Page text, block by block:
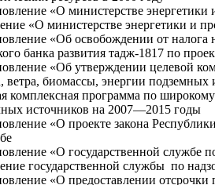
«О министерстве
«О министерстве энергетики и
«Об освобождении от налога
банка развития тадж-1817 по
«Об утверждении целевой
ветра, биомассы, энергии
комплексная программа по
источников на 2007—2015 годы
«О проекте закона
«О государственной службе
государственной службы по
«О предоставлении